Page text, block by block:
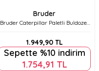
Bruder
Bruder Caterpillar Paletli Buldozer
1.949,90TL
Sepette %10 indirim
1.754,91 TL